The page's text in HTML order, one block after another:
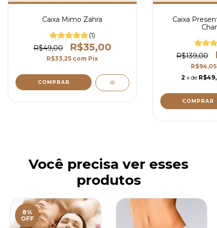
Caixa Mimo Zahra
(1)
R$49,00 R$35,00
R$33,25 com Pix
Caixa
R$139,00
2 x de
Você precisa ver esses
produtos
8%
OFF